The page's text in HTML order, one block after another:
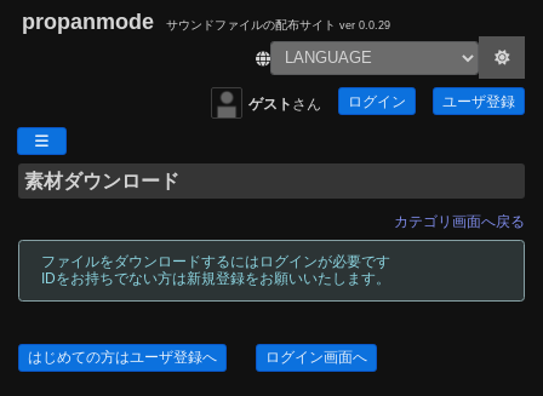
propanmode サウンドファイルの配布サイト ver 0.0.29
ゲスト さん ログイン ユーザ登録
素材ダウンロード
カテゴリ画面へ戻る
ファイルをダウンロードするにはログインが必要です
IDをお持ちでない方は新規登録をお願いいたします。
はじめての方はユーザ登録へ ログイン画面へ